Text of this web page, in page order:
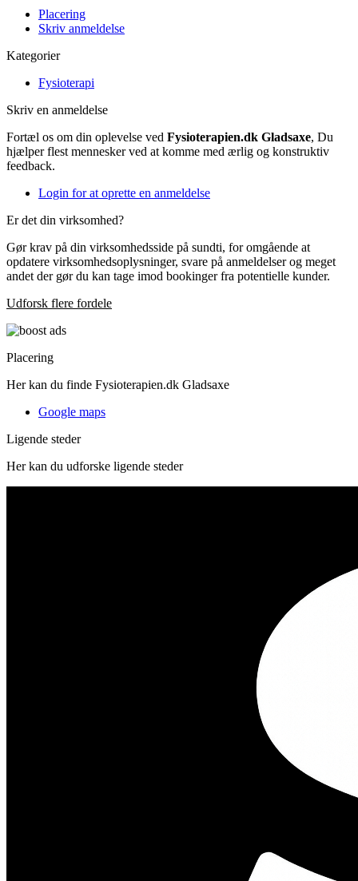
Placering
Skriv anmeldelse
Kategorier
Fysioterapi
Skriv en anmeldelse
Fortæl os om din oplevelse ved Fysioterapien.dk Gladsaxe, Du
hjælper flest mennesker ved at komme med ærlig og konstruktiv
feedback.
Login for at oprette en anmeldelse
Er det din virksomhed?
Gør krav på din virksomhedsside på sundti, for omgående at
opdatere virksomhedsoplysninger, svare på anmeldelser og meget
andet der gør du kan tage imod bookinger fra potentielle kunder.
Udforsk flere fordele
Placering
Her kan du finde Fysioterapien.dk Gladsaxe
Google maps
Ligende steder
Her kan du udforske ligende steder